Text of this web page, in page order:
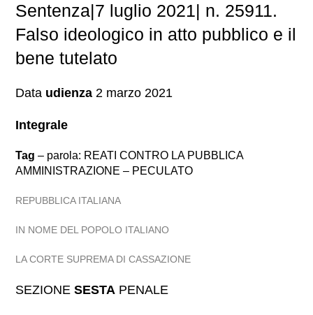
Sentenza|7 luglio 2021| n. 25911.
Falso ideologico in atto pubblico e il
bene tutelato
Data udienza 2 marzo 2021
Integrale
Tag – parola: REATI CONTRO LA PUBBLICA
AMMINISTRAZIONE – PECULATO
REPUBBLICA ITALIANA
IN NOME DEL POPOLO ITALIANO
LA CORTE SUPREMA DI CASSAZIONE
SEZIONESESTA PENALE